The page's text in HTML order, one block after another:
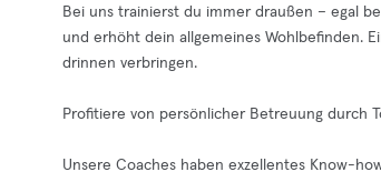
Bei uns trainierst du immer draußen – egal
und erhöht dein allgemeines Wohlbefinden.
drinnen verbringen.
Profitiere von persönlicher Betreuung durch
Unsere Coaches haben exzellentes Know-